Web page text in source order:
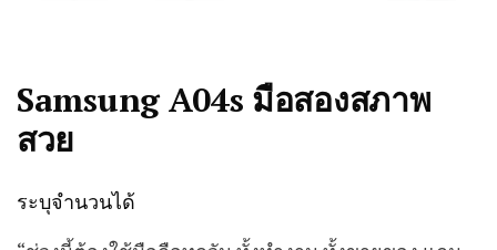
Samsung A04s มือสองสภาพ
สวย
ระบุจำนวนได้